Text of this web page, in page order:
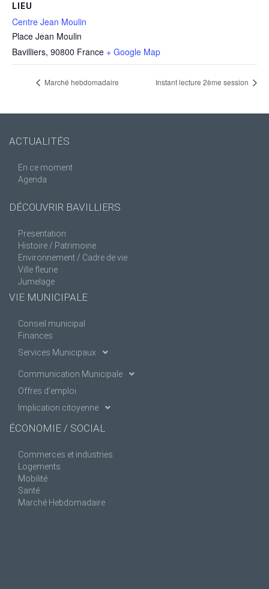
LIEU
Centre Jean Moulin
Place Jean Moulin
Bavilliers, 90800 France + Google Map
Marché hebdomadaire Instant lecture 2ème session
ACTUALITÉS
En ce moment
Agenda
DÉCOUVRIR BAVILLIERS
Presentation
Histoire / Patrimoine
Environnement / Cadre de vie
Ville fleurie
Jumelage
VIE MUNICIPALE
Conseil municipal
Finances
Services Municipaux
Communication Municipale
Offres d’emploi
Implication citoyenne
ÉCONOMIE / SOCIAL
Commerces et industries
Logements
Mobilité
Santé
Marché Hebdomadaire